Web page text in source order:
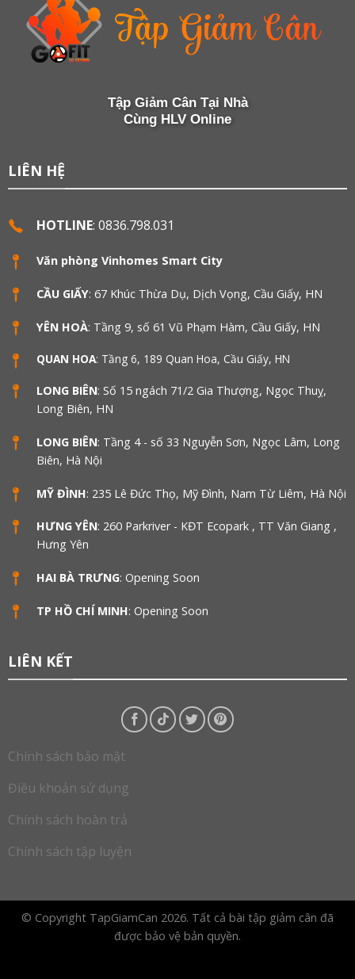
Tập Giảm Cân Tại Nhà
Cùng HLV Online
LIÊN HỆ
HOTLINE: 0836.798.031
Văn phòng Vinhomes Smart City
CẦU GIẤY: 67 Khúc Thừa Dụ, Dịch Vọng, Cầu Giấy, HN
YÊN HOÀ: Tầng 9, số 61 Vũ Phạm Hàm, Cầu Giấy, HN
QUAN HOA: Tầng 6, 189 Quan Hoa, Cầu Giấy, HN
LONG BIÊN: Số 15 ngách 71/2 Gia Thượng, Ngọc Thuỵ,
Long Biên, HN
LONG BIÊN: Tầng 4 - số 33 Nguyễn Sơn, Ngọc Lâm, Long
Biên, Hà Nội
MỸ ĐÌNH: 235 Lê Đức Thọ, Mỹ Đình, Nam Từ Liêm, Hà Nội
HƯNG YÊN: 260 Parkriver - KĐT Ecopark , TT Văn Giang ,
Hưng Yên
HAI BÀ TRƯNG: Opening Soon
TP HỒ CHÍ MINH: Opening Soon
LIÊN KẾT
Chính sách bảo mật
Điều khoản sử dụng
Chính sách hoàn trả
Chính sách tập luyện
© Copyright TapGiamCan 2026. Tất cả bài tập giảm cân đã
được bảo vệ bản quyền.